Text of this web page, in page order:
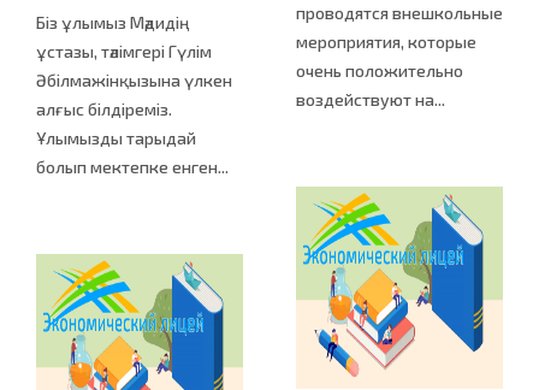
Біз ұлымыз Мәдидің
ұстазы, тәлімгері Гүлім
Әбілмажінқызына үлкен
алғыс білдіреміз.
Ұлымызды тарыдай
болып мектепке енген...
проводятся внешкольные
мероприятия, которые
очень положительно
воздействуют на...